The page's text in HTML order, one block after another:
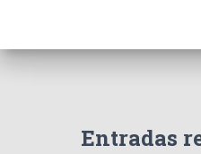
Entradas